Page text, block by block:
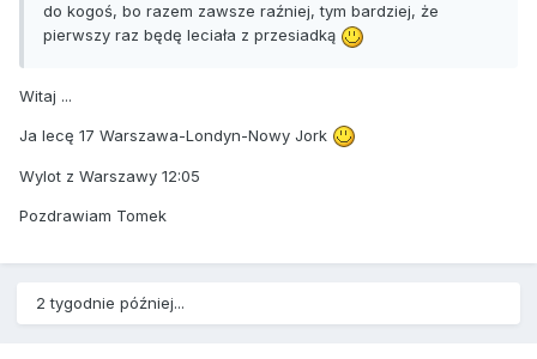
do kogoś, bo razem zawsze raźniej, tym bardziej, że
pierwszy raz będę leciała z przesiadką
Witaj ...
Ja lecę 17 Warszawa-Londyn-Nowy Jork
Wylot z Warszawy 12:05
Pozdrawiam Tomek
2 tygodnie później...